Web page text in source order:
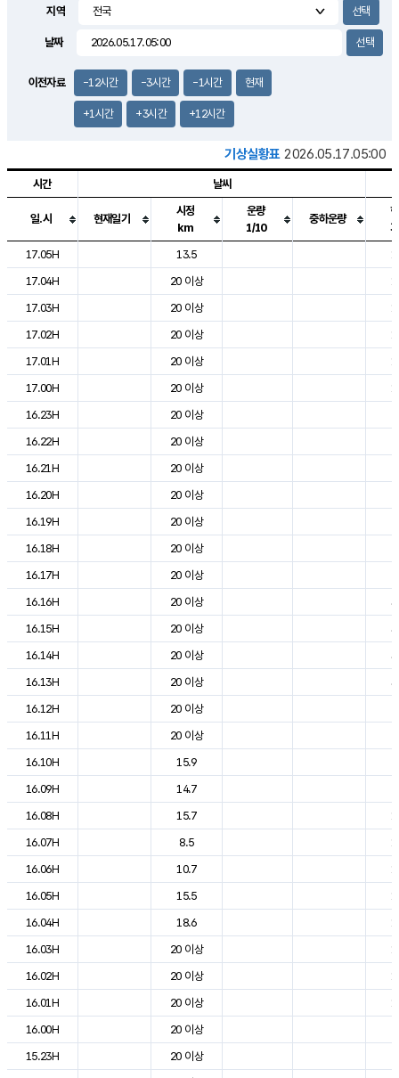
2.8m/s
지역
날짜
이전자료 -12시간 -3시간 -1시간 현재
+1시간 +3시간 +12시간
기상실황표 2026.05.17.05:00
도시별 기상실황표로 지점, 날씨, 기온, 강수, 바람, 기압등을 안내한 표입
시간 날씨
일.시 현재일기
시정
km
운량
1/10
중하운량
17.05H
13.5
17.04H
20 이상
17.03H
20 이상
17.02H
20 이상
17.01H
20 이상
17.00H
20 이상
16.23H
20 이상
16.22H
20 이상
16.21H
20 이상
16.20H
20 이상
16.19H
20 이상
16.18H
20 이상
16.17H
20 이상
16.16H
20 이상
16.15H
20 이상
16.14H
20 이상
16.13H
20 이상
16.12H
20 이상
16.11H
20 이상
16.10H
15.9
16.09H
14.7
16.08H
15.7
16.07H
8.5
16.06H
10.7
16.05H
15.5
16.04H
18.6
16.03H
20 이상
16.02H
20 이상
16.01H
20 이상
16.00H
20 이상
15.23H
20 이상